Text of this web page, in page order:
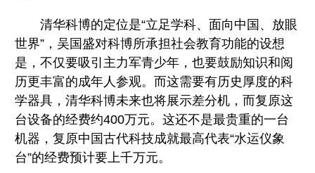
清华科博的定位是“立足学科、面向中国、放眼
世界”，吴国盛对科博所承担社会教育功能的设想
是，不仅要吸引主力军青少年，也要鼓励知识和阅
历更丰富的成年人参观。而这需要有历史厚度的科
学器具，清华科博未来也将展示差分机，而复原这
台设备的经费约400万元。这还不是最贵重的一台
机器，复原中国古代科技成就最高代表“水运仪象
台”的经费预计要上千万元。